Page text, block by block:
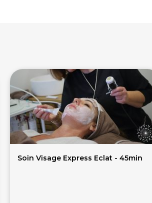
Soin Visage Express Eclat - 45min